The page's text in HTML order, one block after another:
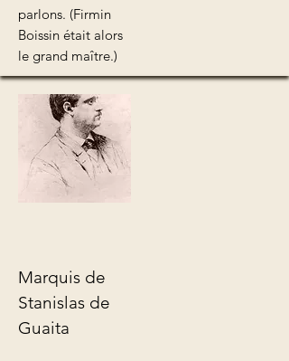
parlons. (Firmin
Boissin était alors
le grand maître.)
Marquis de
Stanislas de
Guaita